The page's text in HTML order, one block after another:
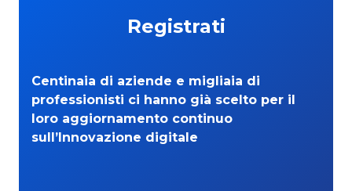
Registrati
Centinaia di aziende e migliaia di
professionisti ci hanno già scelto per il
loro aggiornamento continuo
sull’Innovazione digitale